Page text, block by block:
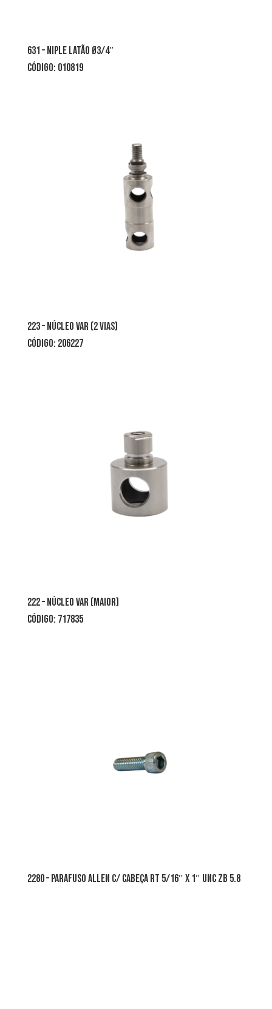
631 – niple latão Ø3/4″
CÓDIGO: 010819
223 – núcleo var (2 vias)
CÓDIGO: 206227
222 – núcleo var (maior)
código: 717835
2280 – parafuso allen c/ cabeça rt 5/16″ x 1″ unc zb 5.8